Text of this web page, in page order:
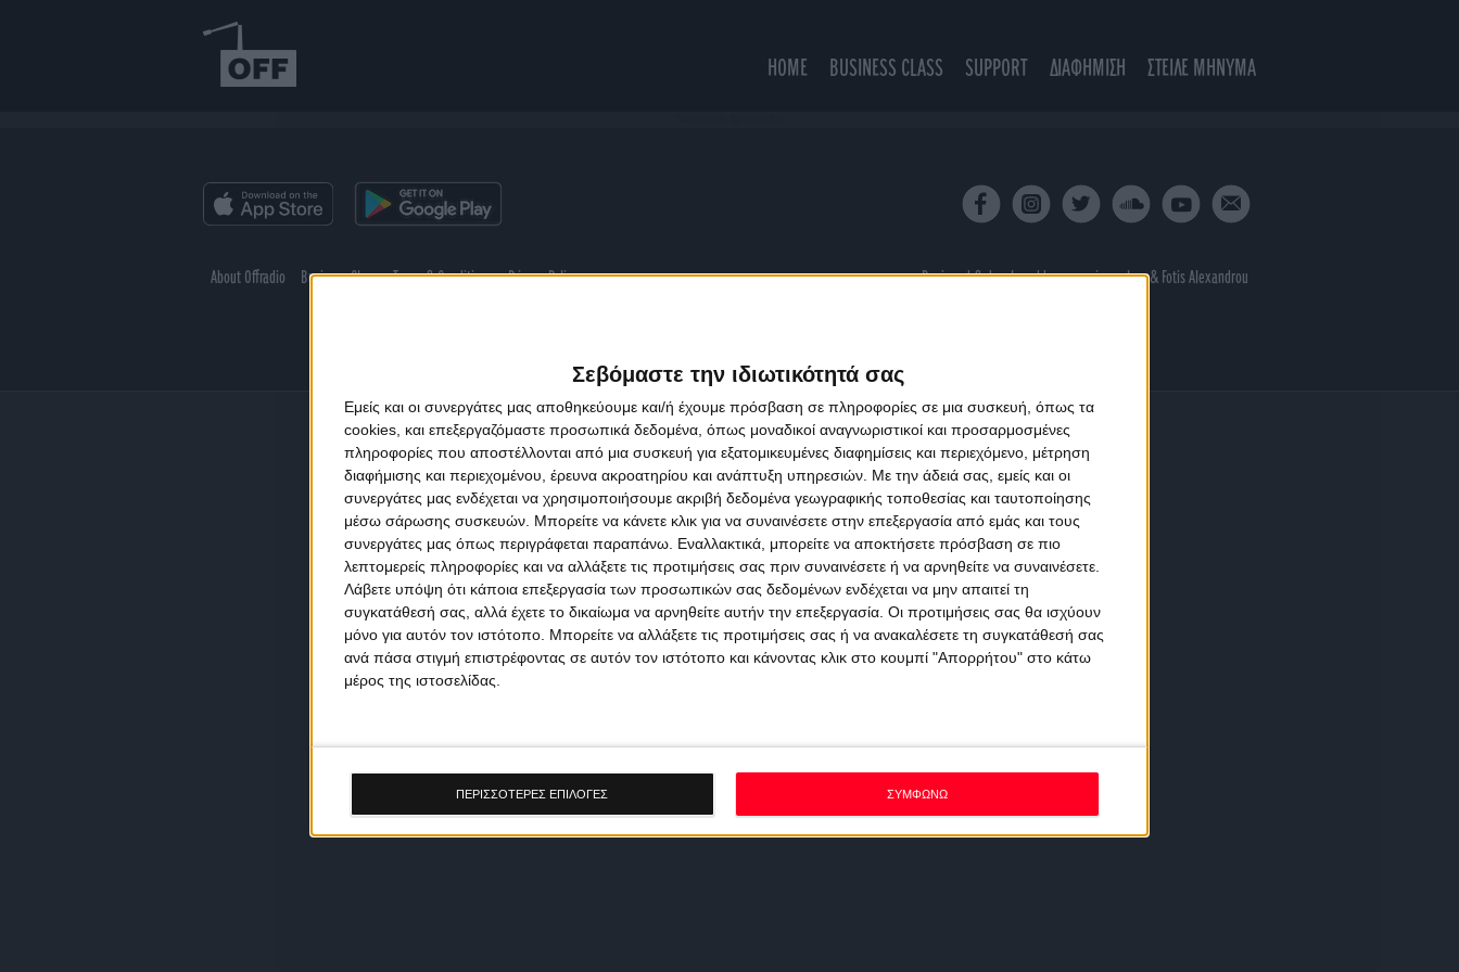
Σεβόμαστε την ιδιωτικότητά σας
Εμείς και οι συνεργάτες μας αποθηκεύουμε και/ή έχουμε πρόσβαση σε πληροφορίες σε μια συσκευή, όπως τα
cookies, και επεξεργαζόμαστε προσωπικά δεδομένα, όπως μοναδικοί αναγνωριστικοί και προσαρμοσμένες
πληροφορίες που αποστέλλονται από μια συσκευή για εξατομικευμένες διαφημίσεις και περιεχόμενο, μέτρηση
διαφήμισης και περιεχομένου, έρευνα ακροατηρίου και ανάπτυξη υπηρεσιών. Με την άδειά σας, εμείς και οι
συνεργάτες μας ενδέχεται να χρησιμοποιήσουμε ακριβή δεδομένα γεωγραφικής τοποθεσίας και ταυτοποίησης
μέσω σάρωσης συσκευών. Μπορείτε να κάνετε κλικ για να συναινέσετε στην επεξεργασία από εμάς και τους
συνεργάτες μας όπως περιγράφεται παραπάνω. Εναλλακτικά, μπορείτε να αποκτήσετε πρόσβαση σε πιο
λεπτομερείς πληροφορίες και να αλλάξετε τις προτιμήσεις σας πριν συναινέσετε ή να αρνηθείτε να συναινέσετε.
Λάβετε υπόψη ότι κάποια επεξεργασία των προσωπικών σας δεδομένων ενδέχεται να μην απαιτεί τη
συγκατάθεσή σας, αλλά έχετε το δικαίωμα να αρνηθείτε αυτήν την επεξεργασία. Οι προτιμήσεις σας θα ισχύουν
μόνο για αυτόν τον ιστότοπο. Μπορείτε να αλλάξετε τις προτιμήσεις σας ή να ανακαλέσετε τη συγκατάθεσή σας
ανά πάσα στιγμή επιστρέφοντας σε αυτόν τον ιστότοπο και κάνοντας κλικ στο κουμπί "Απορρήτου" στο κάτω
μέρος της ιστοσελίδας.
ΠΕΡΙΣΣΟΤΕΡΕΣ ΕΠΙΛΟΓΕΣ ΣΥΜΦΩΝΩ
HOME BUSINESS CLASS SUPPORT ΔΙΑΦΗΜΙΣΗ ΣΤΕΙΛΕ ΜΗΝΥΜΑ
About Offradio Business Class Terms & Conditions Privacy Policy Designed & developed byporcupine colors& Fotis Alexandrou